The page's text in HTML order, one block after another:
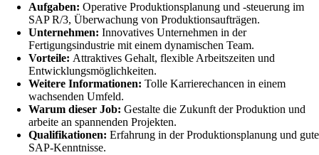
Aufgaben: Operative Produktionsplanung und -steuerung im
SAP R/3, Überwachung von Produktionsaufträgen.
Unternehmen: Innovatives Unternehmen in der
Fertigungsindustrie mit einem dynamischen Team.
Vorteile: Attraktives Gehalt, flexible Arbeitszeiten und
Entwicklungsmöglichkeiten.
Weitere Informationen: Tolle Karrierechancen in einem
wachsenden Umfeld.
Warum dieser Job: Gestalte die Zukunft der Produktion und
arbeite an spannenden Projekten.
Qualifikationen: Erfahrung in der Produktionsplanung und gute
SAP-Kenntnisse.